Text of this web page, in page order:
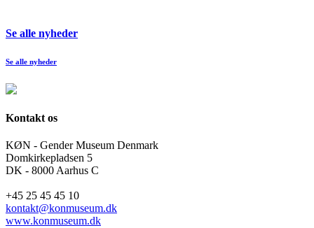
Se alle nyheder
Se alle nyheder
Kontakt os
KØN - Gender Museum Denmark
Domkirkepladsen 5
DK - 8000 Aarhus C
+45 25 45 45 10
kontakt@konmuseum.dk
www.konmuseum.dk